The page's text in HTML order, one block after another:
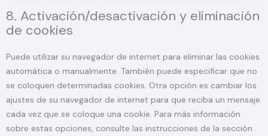
8. Activación/desactivación y eliminación
de cookies
Puede utilizar su navegador de internet para eliminar las cookies
automática o manualmente. También puede especificar que no
se coloquen determinadas cookies. Otra opción es cambiar los
ajustes de su navegador de internet para que reciba un mensaje
cada vez que se coloque una cookie. Para más información
sobre estas opciones, consulte las instrucciones de la sección